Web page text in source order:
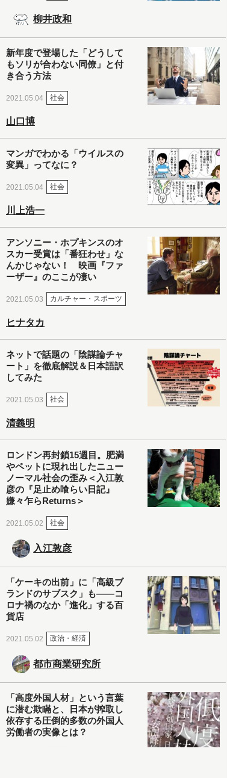
柳井政和
新年度で登場した「どうして
もソリが合わない同僚」と付
き合う方法
2021.05.04 社会
山口博
マンガでわかる「ウイルスの
変異」ってなに？
2021.05.04 社会
川上浩一
アンソニー・ホプキンスのオ
スカー受賞は「番狂わせ」な
んかじゃない！ 映画『ファ
ーザー』のここが凄い
2021.05.03 カルチャー・スポーツ
ヒナタカ
ネットで話題の「陰謀論チャ
ート」を徹底解説＆日本語訳
してみた
2021.05.03 社会
清義明
ロンドン再封鎖15週目。肥満
やペットに現れ出したニュー
ノーマル社会の歪み＜入江敦
彦の『足止め喰らい日記』
嫌々乍らReturns＞
2021.05.02 社会
入江敦彦
「ケーキの出前」に「高級ブ
ランドのサブスク」も――コ
ロナ禍のなか「進化」する百
貨店
2021.05.02 政治・経済
都市商業研究所
「高度外国人材」という言葉
に潜む欺瞞と、日本が搾取し
依存する圧倒的多数の外国人
労働者の実像とは？